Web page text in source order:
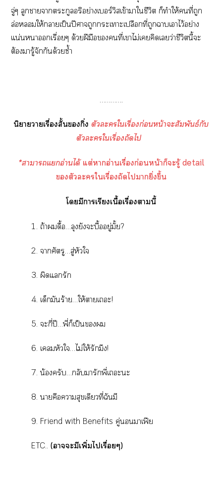
จู่ๆ ลูกาาตระกูลอริอย่างเบอร์วิสเข้าาใชีวิต ก็ทำให้คนที่ถูก
ล่อให้าเป็นปีศาจถูกะเาะเปลือกที่ถูกาเาไว้อย่าง
แน่นาเรื่อยๆ ด้วยฝีมือคนที่เาไม่เคิดเว่าชีวิตนี้ะ
ต้องมารู้จักกันด้วยซ้ำ
………….
นิยายาเรื่องสั้นกิ่ง ตัวะใเรื่องก่อนหน้าะสัมพันธ์กับ
ตัวะใเรื่องถัดไ
*าาแอ่านได้แต่าอ่านเรื่องก่อนหน้าก็ะรู้ detail
ตัวะใเรื่องถัดไายิ่งขึ้น
โมีาเรียงเนื้อเรื่องานี้
1. ถ้าดื้อ…ลุงยังะบื้ออยู่มั้ย?
2. าศัตรู…สู่หัวใ
3. ผิดแรัก
4. เด็กมันร้าย…ให้าเะ!
5. ะกี่ปี…พี่ก็เป็น
6. เมหัวใ…ไม่ให้รักมึง!
7. น้องครับ…กลับมารักพี่เะะ
8. าคือาสุขเดียวที่ฉันมี
9. Friend with Benefits คู่าเฟีย
ETC.. (าะมีเพิ่มไเรื่อยๆ)